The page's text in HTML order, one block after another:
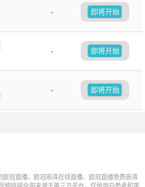
-
即将开始
-
即将开始
-
即将开始
欧冠直播、欧冠高清在线直播、欧冠直播免费高清